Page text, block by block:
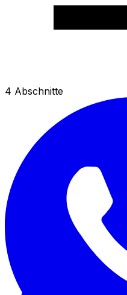
4 Abschnitte